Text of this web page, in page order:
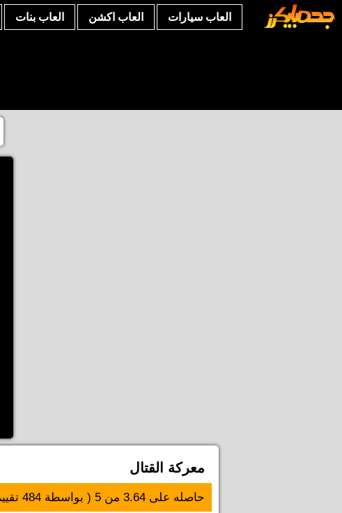
العاب سيارات العاب اكشن العاب بنات
معركة القتال
حاصله على 3.64 من 5 ( بواسطة 484